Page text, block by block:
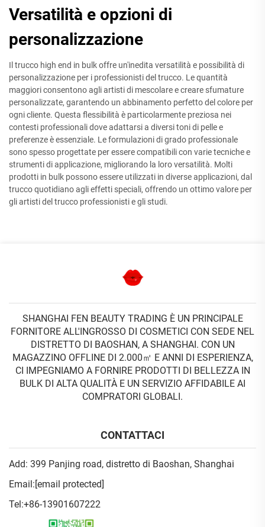
Versatilità e opzioni di
personalizzazione
Il trucco high end in bulk offre un'inedita versatilità e possibilità di
personalizzazione per i professionisti del trucco. Le quantità
maggiori consentono agli artisti di mescolare e creare sfumature
personalizzate, garantendo un abbinamento perfetto del colore per
ogni cliente. Questa flessibilità è particolarmente preziosa nei
contesti professionali dove adattarsi a diversi toni di pelle e
preferenze è essenziale. Le formulazioni di grado professionale
sono spesso progettate per essere compatibili con varie tecniche e
strumenti di applicazione, migliorando la loro versatilità. Molti
prodotti in bulk possono essere utilizzati in diverse applicazioni, dal
trucco quotidiano agli effetti speciali, offrendo un ottimo valore per
gli artisti del trucco professionisti e gli studi.
SHANGHAI FEN BEAUTY TRADING È UN PRINCIPALE
FORNITORE ALL'INGROSSO DI COSMETICI CON SEDE NEL
DISTRETTO DI BAOSHAN, A SHANGHAI. CON UN
MAGAZZINO OFFLINE DI 2.000㎡ E ANNI DI ESPERIENZA,
CI IMPEGNIAMO A FORNIRE PRODOTTI DI BELLEZZA IN
BULK DI ALTA QUALITÀ E UN SERVIZIO AFFIDABILE AI
COMPRATORI GLOBALI.
CONTATTACI
Add: 399 Panjing road, distretto di Baoshan, Shanghai
Email:[email protected]
Tel:+86-13901607222